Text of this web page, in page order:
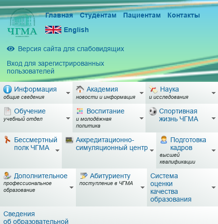
Главная Студентам Пациентам
Контакты
English
Версия сайта для слабовидящих
Вход для зарегистрированных
пользователей
Информация
общие сведения
Академия
новости и информация
Наука
и исследования
Обучение
учебный отдел
Воспитание
и молодёжная
политика
Спортивная
жизнь ЧГМА
Бессмертный
полк ЧГМА
Аккредитационно-
симуляционный центр
Подготовка
кадров
высшей
квалификации
Дополнительное
профессиональное
образование
Абитуриенту
поступление в ЧГМА
Система
оценки
качества
образования
Сведения
об образовательной